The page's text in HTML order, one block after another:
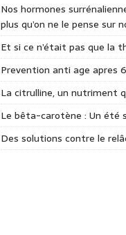
Nos hormones
plus qu’on ne le pense
Et si ce n’était pas que la
Prevention anti age apres
La citrulline, un nutriment
Le bêta-carotène : Un été
Des solutions contre le